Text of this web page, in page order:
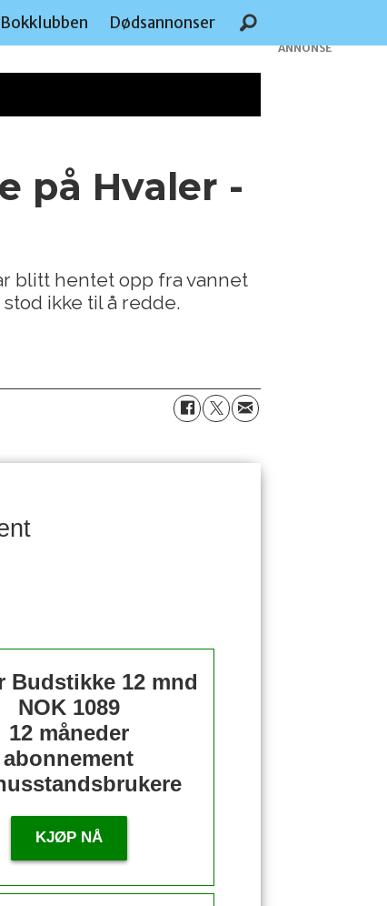
Bokklubben Dødsannonser
på Hvaler -
blitt hentet opp fra vannet
ikke til å redde.
Budstikke 12 mnd
NOK 1089
12 måneder
abonnement
KJØP NÅ
ANNONSE